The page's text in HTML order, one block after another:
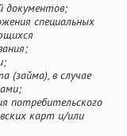
документов;
специальных
(займа), в случае
потребительского
карт и/или